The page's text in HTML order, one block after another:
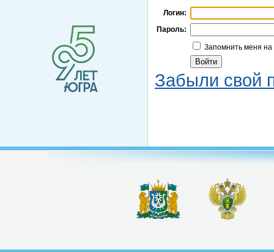
Логин:
Пароль:
Запомнить меня
Забыли свой